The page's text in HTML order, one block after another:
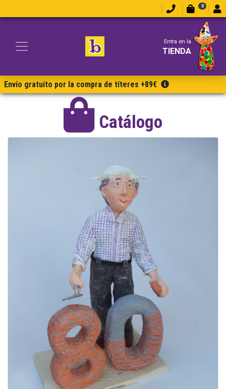
0
Entra en la
TIENDA
Envío gratuito por la compra de títeres +89€
Catálogo